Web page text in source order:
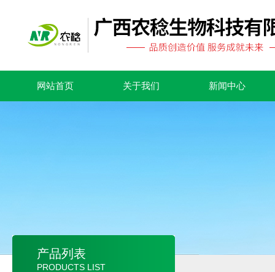
网站首页 关于我们 新闻中心
产品列表
PRODUCTS LIST